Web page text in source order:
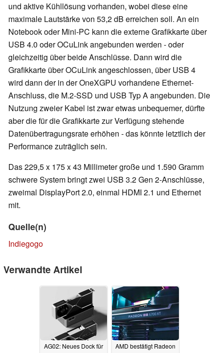
und aktive Kühllösung vorhanden, wobei diese eine
maximale Lautstärke von 53,2 dB erreichen soll. An ein
Notebook oder Mini-PC kann die externe Grafikkarte über
USB 4.0 oder OCuLink angebunden werden - oder
gleichzeitig über beide Anschlüsse. Dann wird die
Grafikkarte über OCuLink angeschlossen, über USB 4
wird dann der in der OneXGPU vorhandene Ethernet-
Anschluss, die M.2-SSD und USB Typ A angebunden. Die
Nutzung zweier Kabel ist zwar etwas unbequemer, dürfte
aber die für die Grafikkarte zur Verfügung stehende
Datenübertragungsrate erhöhen - das könnte letztlich der
Performance zuträglich sein.
Das 229,5 x 175 x 43 Millimeter große und 1.590 Gramm
schwere System bringt zwei USB 3.2 Gen 2-Anschlüsse,
zweimal DisplayPort 2.0, einmal HDMI 2.1 und Ethernet
mit.
Quelle(n)
Indiegogo
Verwandte Artikel
AG02: Neues Dock für
AMD bestätigt Radeon